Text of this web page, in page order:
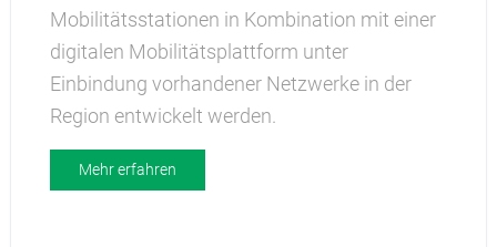
Mobilitätsstationen in Kombination mit einer
digitalen Mobilitätsplattform unter
Einbindung vorhandener Netzwerke in der
Region entwickelt werden.
Mehr erfahren